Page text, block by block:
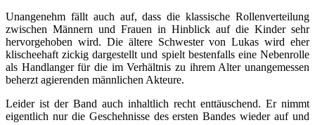
Unangenehm fällt auch auf, dass die klassische Rollenverteilung
zwischen Männern und Frauen in Hinblick auf die Kinder sehr
hervorgehoben wird. Die ältere Schwester von Lukas wird eher
klischeehaft zickig dargestellt und spielt bestenfalls eine Nebenrolle
als Handlanger für die im Verhältnis zu ihrem Alter unangemessen
beherzt agierenden männlichen Akteure.
Leider ist der Band auch inhaltlich recht enttäuschend. Er nimmt
eigentlich nur die Geschehnisse des ersten Bandes wieder auf und